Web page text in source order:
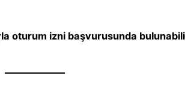
oturum izni başvurusunda